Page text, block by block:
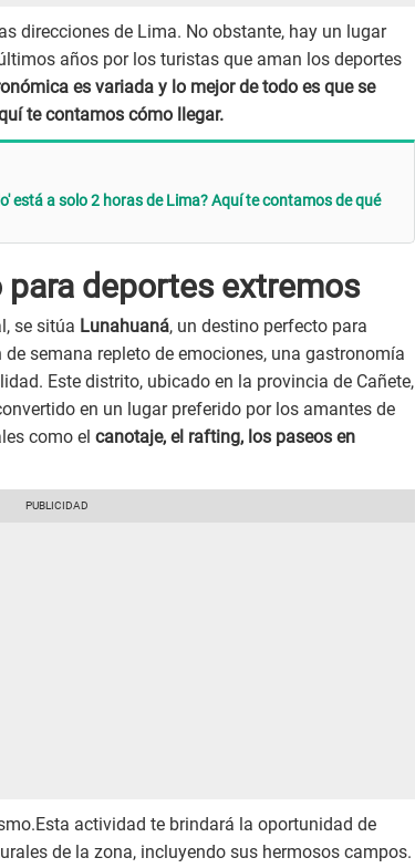
direcciones de Lima. No obstante, hay un lugar
años por los turistas que aman los deportes
es variada y lo mejor de todo es que se
te contamos cómo llegar.
está a solo 2 horas de Lima? Aquí te contamos de qué
para deportes extremos
se sitúa Lunahuaná, un destino perfecto para
semana repleto de emociones, una gastronomía
Este distrito, ubicado en la provincia de Cañete,
en un lugar preferido por los amantes de
como el canotaje, el rafting, los paseos en
actividad te brindará la oportunidad de
de la zona, incluyendo sus hermosos campos.